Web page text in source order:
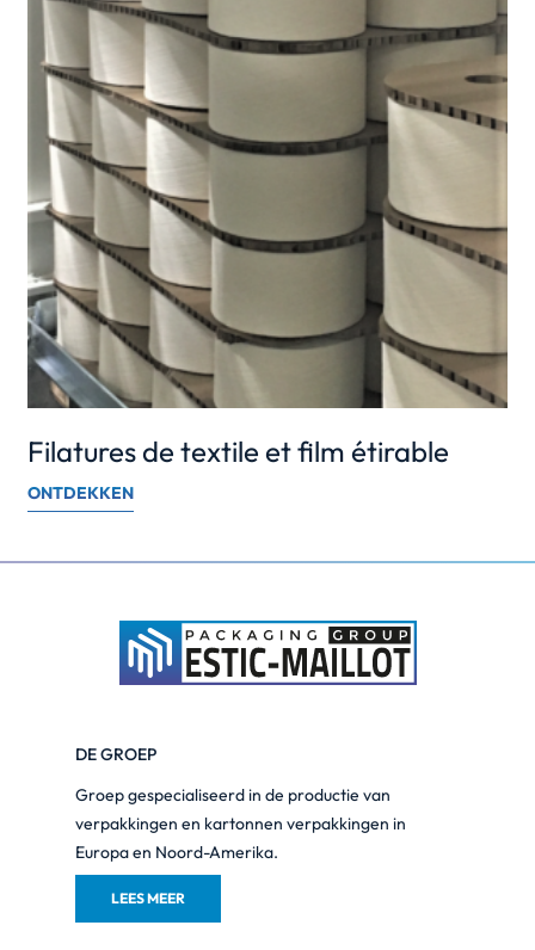
Filatures de textile et film étirable
ONTDEKKEN
DE GROEP
Groep gespecialiseerd in de productie van
verpakkingen en kartonnen verpakkingen in
Europa en Noord-Amerika.
LEES MEER